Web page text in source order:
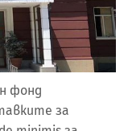
фонд
за